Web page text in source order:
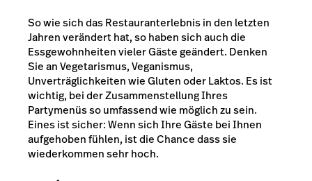
So wie sich das Restauranterlebnis in den letzten
Jahren verändert hat, so haben sich auch die
Essgewohnheiten vieler Gäste geändert. Denken
Sie an Vegetarismus, Veganismus,
Unverträglichkeiten wie Gluten oder Laktos. Es ist
wichtig, bei der Zusammenstellung Ihres
Partymenüs so umfassend wie möglich zu sein.
Eines ist sicher: Wenn sich Ihre Gäste bei Ihnen
aufgehoben fühlen, ist die Chance dass sie
wiederkommen sehr hoch.